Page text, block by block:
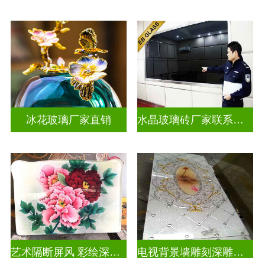
冰花玻璃厂家直销 水晶玻璃砖厂家联系方式
艺术隔断屏风 彩绘深雕浮雕玻璃 电视背景墙雕刻深雕双面效果